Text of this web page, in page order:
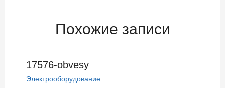
Похожие записи
17576-obvesy
Электрооборудование